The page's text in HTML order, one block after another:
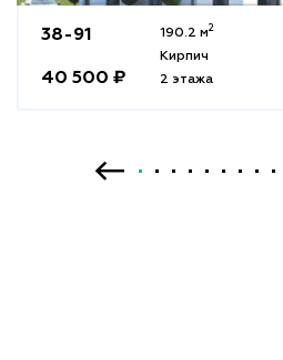
38-91
40 500 ₽
190.2 м2
Кирпич
2 этажа